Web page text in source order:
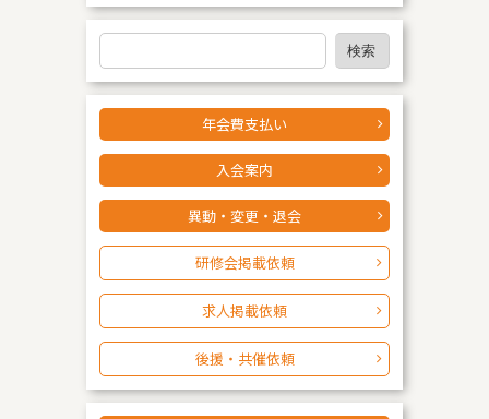
検
索
検索
年会費支払い
入会案内
異動・変更・退会
研修会掲載依頼
求人掲載依頼
後援・共催依頼